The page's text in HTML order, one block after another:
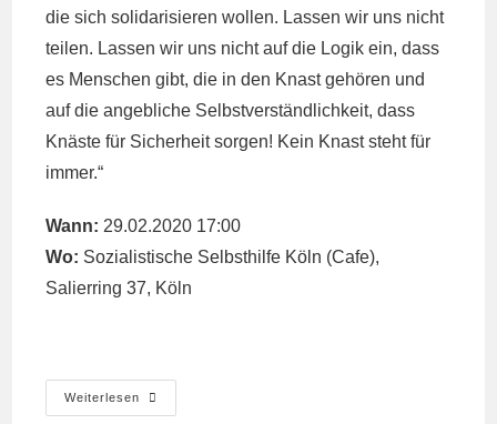
die sich solidarisieren wollen. Lassen wir uns nicht
teilen. Lassen wir uns nicht auf die Logik ein, dass
es Menschen gibt, die in den Knast gehören und
auf die angebliche Selbstverständlichkeit, dass
Knäste für Sicherheit sorgen! Kein Knast steht für
immer.“
Wann: 29.02.2020 17:00
Wo: Sozialistische Selbsthilfe Köln (Cafe),
Salierring 37, Köln
Weiterlesen
Veranstaltung
Am